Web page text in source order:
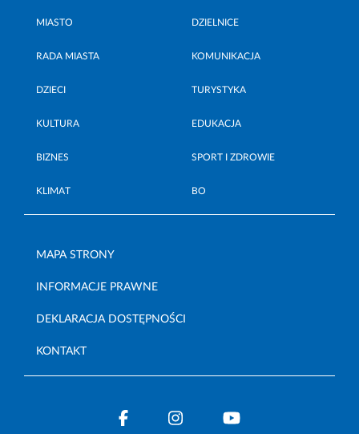
MIASTO DZIELNICE
RADA MIASTA KOMUNIKACJA
DZIECI TURYSTYKA
KULTURA EDUKACJA
BIZNES SPORT I ZDROWIE
KLIMAT BO
MAPA STRONY
INFORMACJE PRAWNE
DEKLARACJA DOSTĘPNOŚCI
KONTAKT